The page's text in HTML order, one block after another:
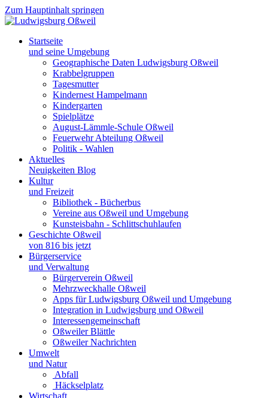
Zum Hauptinhalt springen
Startseite
und seine Umgebung
Geographische Daten Ludwigsburg Oßweil
Krabbelgruppen
Tagesmutter
Kindernest Hampelmann
Kindergarten
Spielplätze
August-Lämmle-Schule Oßweil
Feuerwehr Abteilung Oßweil
Politik - Wahlen
Aktuelles
Neuigkeiten Blog
Kultur
und Freizeit
Bibliothek - Bücherbus
Vereine aus Oßweil und Umgebung
Kunsteisbahn - Schlittschuhlaufen
Geschichte Oßweil
von 816 bis jetzt
Bürgerservice
und Verwaltung
Bürgerverein Oßweil
Mehrzweckhalle Oßweil
Apps für Ludwigsburg Oßweil und Umgebung
Integration in Ludwigsburg und Oßweil
Interessengemeinschaft
Oßweiler Blättle
Oßweiler Nachrichten
Umwelt
und Natur
Abfall
Häckselplatz
Wirtschaft